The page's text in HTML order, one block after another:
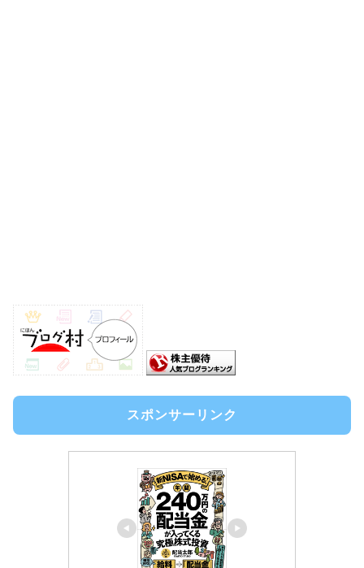
スポンサーリンク